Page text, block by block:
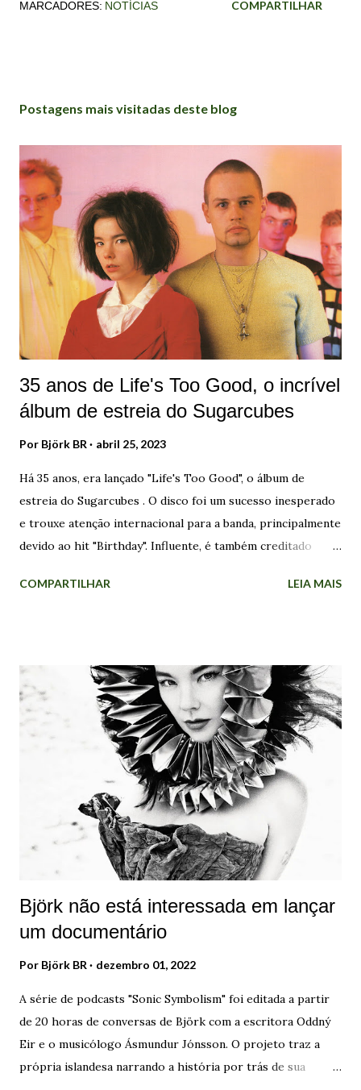
MARCADORES: NOTÍCIAS COMPARTILHAR
Postagens mais visitadas deste blog
35 anos de Life's Too Good, o incrível
álbum de estreia do Sugarcubes
Por Björk BR abril 25, 2023
Há 35 anos, era lançado "Life's Too Good", o álbum de
estreia do Sugarcubes . O disco foi um sucesso inesperado
e trouxe atenção internacional para a banda, principalmente
devido ao hit "Birthday". Influente, é também creditado
mundial, e gerou grande interesse para a cena alternativa
Eles lançaram três discos e estiveram em atividade até 1992.
Em 2006, a banda se reuniu pela última vez para uma
apresentação, em Reykjavík. Os integrantes já tinham
formado projetos de música punk ao lado de Björk.
Inicialmente, eles desenvolveram o selo Smekkleysa (Bad
Taste), com o lançamento de uma série de projetos
musicais e literários. Na intenção de conseguir dinheiro
para a criação dessas obras, os membros perceberam que
precisavam de uma ferramenta...
COMPARTILHAR LEIA MAIS
Björk não está interessada em lançar
um documentário
Por Björk BR dezembro 01, 2022
A série de podcasts "Sonic Symbolism" foi editada a partir
de 20 horas de conversas de Björk com a escritora Oddný
Eir e o musicólogo Ásmundur Jónsson. O projeto traz a
própria islandesa narrando a história por trás de sua